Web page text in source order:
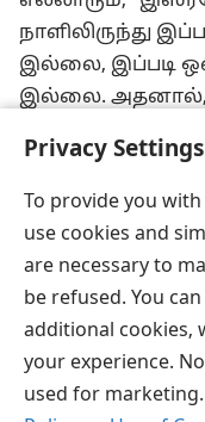
Privacy Settings
To provide you
use cookies and
are necessary to
be refused. You
additional cookies,
your experience.
used for
நாளிலிருந்து
இல்லை, இப்படி
இல்லை. அதனால்,
வேண்டுமென்று
என்றார்கள்.
தமிழ்
Copyright © 2026 Watch